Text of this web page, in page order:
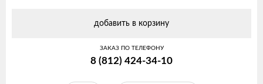
добавить в корзину
ЗАКАЗ ПО ТЕЛЕФОНУ
8 (812) 424-34-10